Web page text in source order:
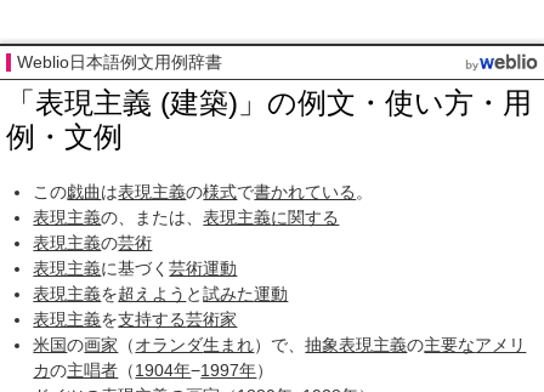
Weblio日本語例文用例辞書
「表現主義 (建築)」の例文・使い方・用
例・文例
この戯曲は表現主義の様式で書かれている。
表現主義の、または、表現主義に関する
表現主義の芸術
表現主義に基づく芸術運動
表現主義を超えよう と試みた運動
表現主義を支持する芸術家
米国の画家 （オランダ生まれ）で、抽象表現主義の主要なアメリ
カの主唱者 （1904年−1997年）